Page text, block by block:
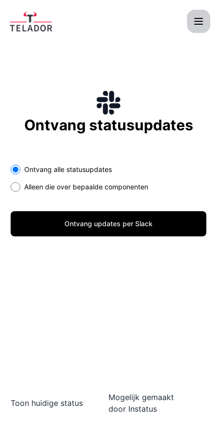
Ontvang statusupdates
Select the components you want to receive updates for
Ontvang alle statusupdates
Alleen die over bepaalde componenten
Ontvang updates per Slack
Toon huidige status
Mogelijk gemaakt
door Instatus